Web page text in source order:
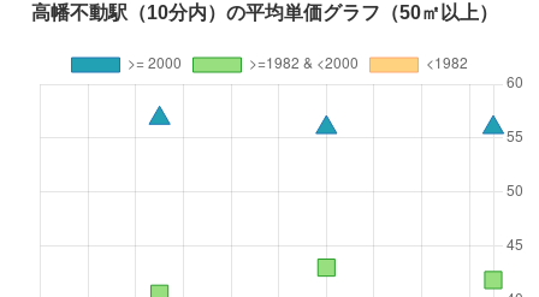
高幡不動駅（10分内）の平均単価グラフ（50㎡以上）